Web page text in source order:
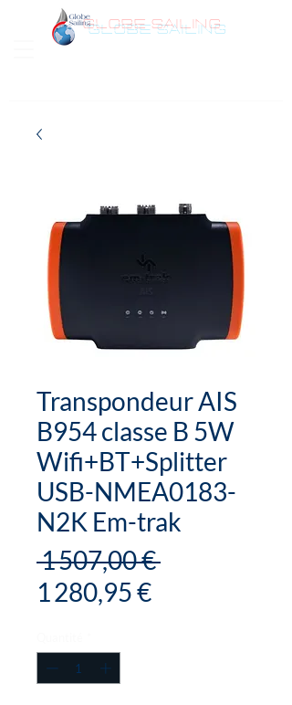
GLOBE SAILING
Transpondeur AIS
B954 classe B 5W
Wifi+BT+Splitter
USB-NMEA0183-
N2K Em-trak
1 507,00 € Prix
1 280,95 €Prix